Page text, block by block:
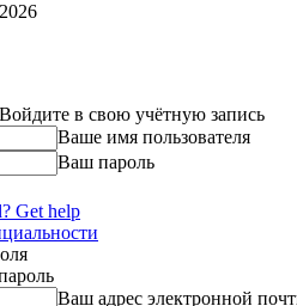
в свою учётную запись
Ваше имя пользователя
Ваш пароль
Get help
Ваш адрес электронной